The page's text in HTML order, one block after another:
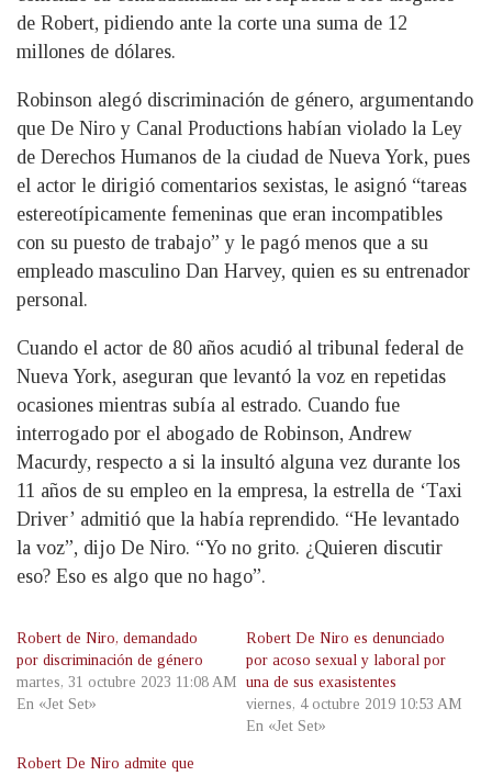
de Robert, pidiendo ante la corte una suma de 12
millones de dólares.
Robinson alegó discriminación de género, argumentando
que De Niro y Canal Productions habían violado la Ley
de Derechos Humanos de la ciudad de Nueva York, pues
el actor le dirigió comentarios sexistas, le asignó “tareas
estereotípicamente femeninas que eran incompatibles
con su puesto de trabajo” y le pagó menos que a su
empleado masculino Dan Harvey, quien es su entrenador
personal.
Cuando el actor de 80 años acudió al tribunal federal de
Nueva York, aseguran que levantó la voz en repetidas
ocasiones mientras subía al estrado. Cuando fue
interrogado por el abogado de Robinson, Andrew
Macurdy, respecto a si la insultó alguna vez durante los
11 años de su empleo en la empresa, la estrella de ‘Taxi
Driver’ admitió que la había reprendido. “He levantado
la voz”, dijo De Niro. “Yo no grito. ¿Quieren discutir
eso? Eso es algo que no hago”.
Robert de Niro, demandado
por discriminación de género
martes, 31 octubre 2023 11:08 AM
En «Jet Set»
Robert De Niro es denunciado
por acoso sexual y laboral por
una de sus exasistentes
viernes, 4 octubre 2019 10:53 AM
En «Jet Set»
Robert De Niro admite que